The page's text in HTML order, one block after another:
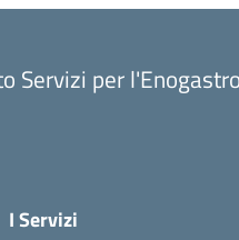
Servizi per
I Servizi